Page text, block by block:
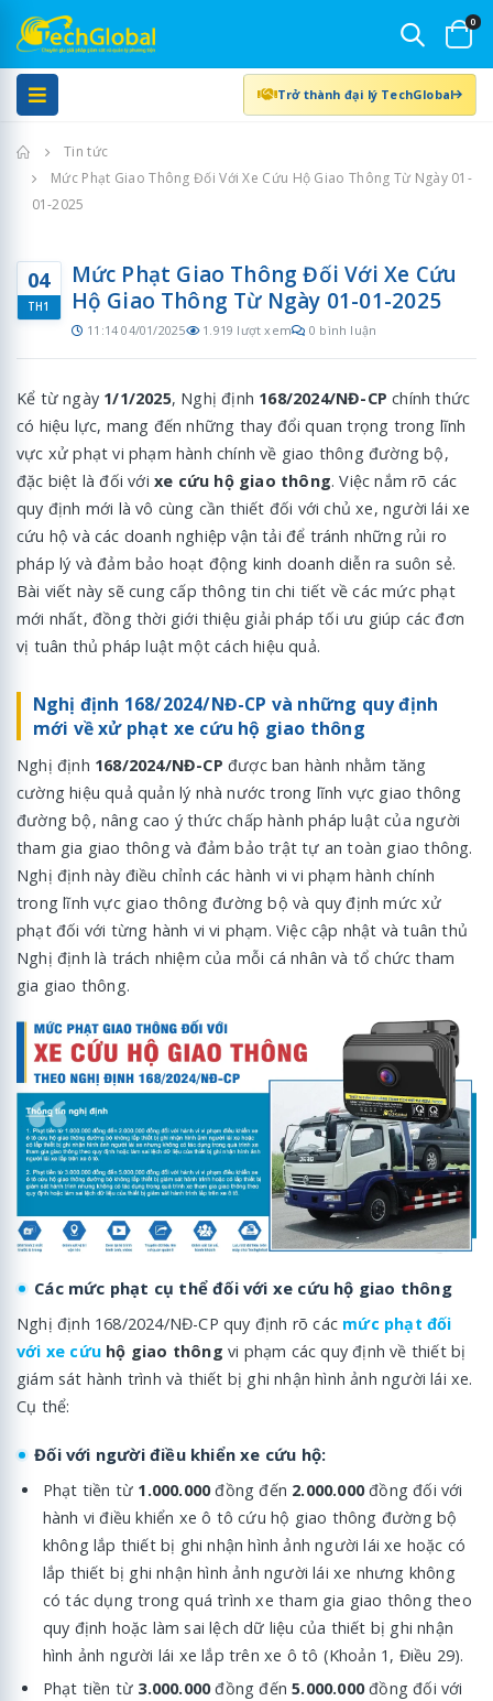
0
Trở thành đại lý TechGlobal
Trang chủ
Tin tức
Mức Phạt Giao Thông Đối Với Xe Cứu Hộ Giao Thông Từ Ngày 01-
01-2025
04
TH1
Mức Phạt Giao Thông Đối Với Xe Cứu
Hộ Giao Thông Từ Ngày 01-01-2025
11:14 04/01/2025 1.919 lượt xem 0 bình luận
Kể từ ngày 1/1/2025, Nghị định 168/2024/NĐ-CP chính thức
có hiệu lực, mang đến những thay đổi quan trọng trong lĩnh
vực xử phạt vi phạm hành chính về giao thông đường bộ,
đặc biệt là đối với xe cứu hộ giao thông. Việc nắm rõ các
quy định mới là vô cùng cần thiết đối với chủ xe, người lái xe
cứu hộ và các doanh nghiệp vận tải để tránh những rủi ro
pháp lý và đảm bảo hoạt động kinh doanh diễn ra suôn sẻ.
Bài viết này sẽ cung cấp thông tin chi tiết về các mức phạt
mới nhất, đồng thời giới thiệu giải pháp tối ưu giúp các đơn
vị tuân thủ pháp luật một cách hiệu quả.
Nghị định 168/2024/NĐ-CP và những quy định
mới về xử phạt xe cứu hộ giao thông
Nghị định 168/2024/NĐ-CP được ban hành nhằm tăng
cường hiệu quả quản lý nhà nước trong lĩnh vực giao thông
đường bộ, nâng cao ý thức chấp hành pháp luật của người
tham gia giao thông và đảm bảo trật tự an toàn giao thông.
Nghị định này điều chỉnh các hành vi vi phạm hành chính
trong lĩnh vực giao thông đường bộ và quy định mức xử
phạt đối với từng hành vi vi phạm. Việc cập nhật và tuân thủ
Nghị định là trách nhiệm của mỗi cá nhân và tổ chức tham
gia giao thông.
Các mức phạt cụ thể đối với xe cứu hộ giao thông
Nghị định 168/2024/NĐ-CP quy định rõ các mức phạt đối
với xe cứu hộ giao thông vi phạm các quy định về thiết bị
giám sát hành trình và thiết bị ghi nhận hình ảnh người lái xe.
Cụ thể:
Đối với người điều khiển xe cứu hộ:
Phạt tiền từ 1.000.000đồng đến 2.000.000đồng đối với
hành vi điều khiển xe ô tô cứu hộ giao thông đường bộ
không lắp thiết bị ghi nhận hình ảnh người lái xe hoặc có
lắp thiết bị ghi nhận hình ảnh người lái xe nhưng không
có tác dụng trong quá trình xe tham gia giao thông theo
quy định hoặc làm sai lệch dữ liệu của thiết bị ghi nhận
hình ảnh người lái xe lắp trên xe ô tô (Khoản 1, Điều 29).
Phạt tiền từ 3.000.000đồng đến5.000.000đồng đối với